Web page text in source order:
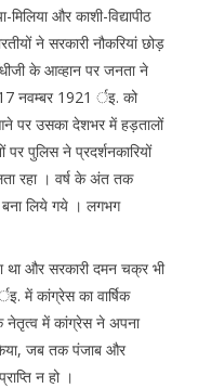
और काशी-विद्यापीठ
ने सरकारी नौकरियां छोड़
के आव्हान पर जनता ने
17 नवम्बर 1921 र्इ. को
पर उसका देशभर में हड़तालों
पुलिस ने प्रदर्शनकारियों
रहा । वर्ष के अंत तक
बना लिये गये । लगभग
और सरकारी दमन चक्र भी
में कांग्रेस का वार्षिक
में कांग्रेस ने अपना
जब तक पंजाब और
न हो ।